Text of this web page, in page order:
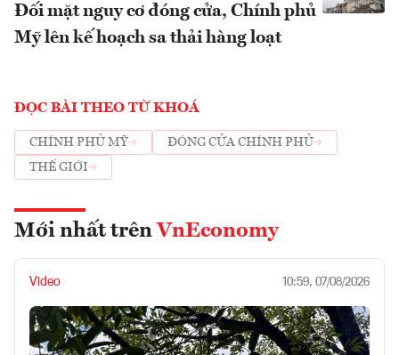
Đối mặt nguy cơ đóng cửa, Chính phủ
Mỹ lên kế hoạch sa thải hàng loạt
ĐỌC BÀI THEO TỪ KHOÁ
CHÍNH PHỦ MỸ
ĐÓNG CỬA CHÍNH PHỦ
THẾ GIỚI
Mới nhất trên VnEconomy
Video 10:59, 07/08/2026